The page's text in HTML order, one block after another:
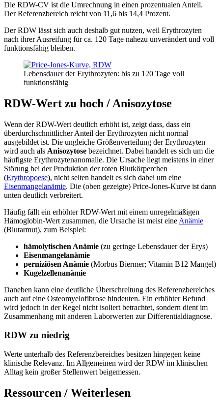
Die RDW-CV ist die Umrechnung in einen prozentualen Anteil.
Der Referenzbereich reicht von 11,6 bis 14,4 Prozent.
Der RDW lässt sich auch deshalb gut nutzen, weil Erythrozyten
nach ihrer Ausreifung für ca. 120 Tage nahezu unverändert und voll
funktionsfähig bleiben.
Lebensdauer der Erythrozyten: bis zu 120 Tage voll
funktionsfähig
RDW-Wert zu hoch / Anisozytose
Wenn der RDW-Wert deutlich erhöht ist, zeigt dass, dass ein
überdurchschnittlicher Anteil der Erythrozyten nicht normal
ausgebildet ist. Die ungleiche Größenverteilung der Erythrozyten
wird auch als Anisozytose bezeichnet. Dabei handelt es sich um die
häufigste Erythrozytenanomalie. Die Ursache liegt meistens in einer
Störung bei der Produktion der roten Blutkörperchen
(Erythropoese), nicht selten handelt es sich dabei um eine
Eisenmangelanämie. Die (oben gezeigte) Price-Jones-Kurve ist dann
unten deutlich verbreitert.
Häufig fällt ein erhöhter RDW-Wert mit einem unregelmäßigen
Hämoglobin-Wert zusammen, die Ursache ist meist eine Anämie
(Blutarmut), zum Beispiel:
hämolytischen Anämie (zu geringe Lebensdauer der Erys)
Eisenmangelanämie
perniziösen Anämie (Morbus Biermer; Vitamin B12 Mangel)
Kugelzellenanämie
Daneben kann eine deutliche Überschreitung des Referenzbereiches
auch auf eine Osteomyelofibrose hindeuten. Ein erhöhter Befund
wird jedoch in der Regel nicht isoliert betrachtet, sondern dient im
Zusammenhang mit anderen Laborwerten zur Differentialdiagnose.
RDW zu niedrig
Werte unterhalb des Referenzbereiches besitzen hingegen keine
klinische Relevanz. Im Allgemeinen wird der RDW im klinischen
Alltag kein großer Stellenwert beigemessen.
Ressourcen / Weiterlesen